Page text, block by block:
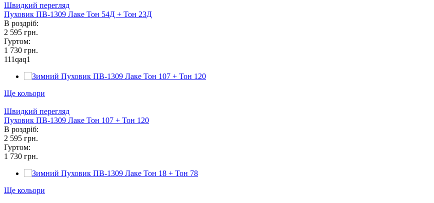
Швидкий перегляд
Пуховик ПВ-1309 Лаке Тон 54Д + Тон 23Д
В роздріб:
2 595 грн.
Гуртом:
1 730 грн.
111qaq1
Ще кольори
Швидкий перегляд
Пуховик ПВ-1309 Лаке Тон 107 + Тон 120
В роздріб:
2 595 грн.
Гуртом:
1 730 грн.
Ще кольори